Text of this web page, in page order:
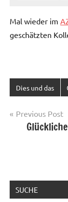
Mal wieder im
geschätzten
Dies und das
Post
navigation
Previous Post
SUCHE